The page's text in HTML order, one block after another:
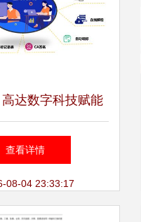
达数字科技赋能
，推出微服务中台
维服务解决方案
查看详情
08-04 23:33:17